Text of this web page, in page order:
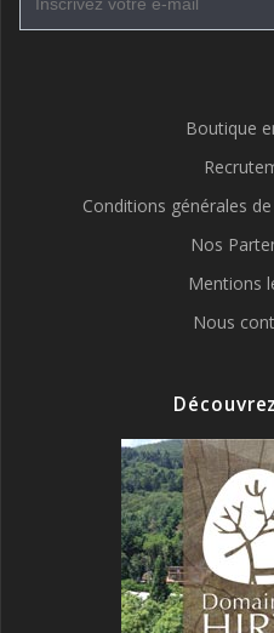
Boutique
Conditions générales
Nos
Mentions
Nous